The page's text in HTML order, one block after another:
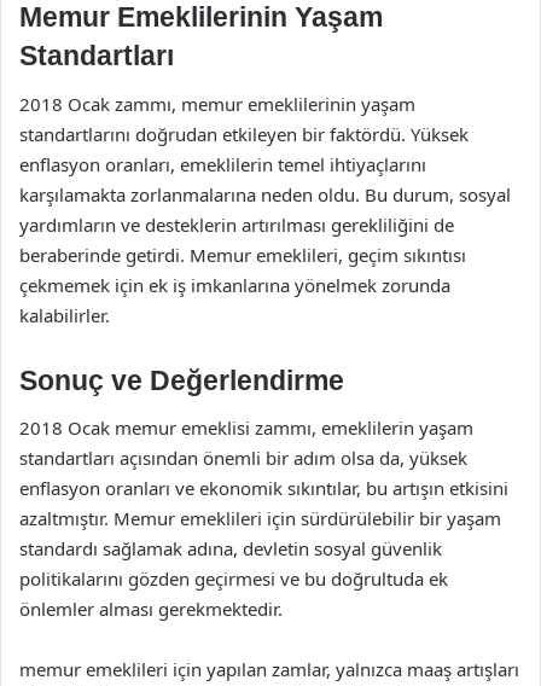
Memur Emeklilerinin Yaşam
Standartları
2018 Ocak zammı, memur emeklilerinin yaşam
standartlarını doğrudan etkileyen bir faktördü. Yüksek
enflasyon oranları, emeklilerin temel ihtiyaçlarını
karşılamakta zorlanmalarına neden oldu. Bu durum, sosyal
yardımların ve desteklerin artırılması gerekliliğini de
beraberinde getirdi. Memur emeklileri, geçim sıkıntısı
çekmemek için ek iş imkanlarına yönelmek zorunda
kalabilirler.
Sonuç ve Değerlendirme
2018 Ocak memur emeklisi zammı, emeklilerin yaşam
standartları açısından önemli bir adım olsa da, yüksek
enflasyon oranları ve ekonomik sıkıntılar, bu artışın etkisini
azaltmıştır. Memur emeklileri için sürdürülebilir bir yaşam
standardı sağlamak adına, devletin sosyal güvenlik
politikalarını gözden geçirmesi ve bu doğrultuda ek
önlemler alması gerekmektedir.
memur emeklileri için yapılan zamlar, yalnızca maaş artışları